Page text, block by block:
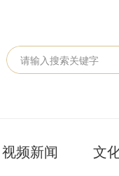
视频新闻 文